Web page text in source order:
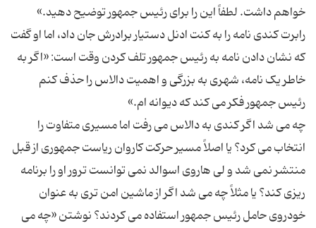
خواهم داشت. لطفاً این را برای رئیس جمهور توضیح دهید.»
رابرت کندی نامه را به کنت ادنل دستیار برادرش جان داد، اما او گفت
که نشان دادن نامه به رئیس جمهور تلف کردن وقت است: «اگر به
خاطر یک نامه، شهری به بزرگی و اهمیت دالاس را حذف کنم
چه می شد اگر کندی به دالاس می رفت اما مسیری متفاوت را
انتخاب می کرد؟ یا اصلاً مسیر حرکت کاروان ریاست جمهوری از قبل
منتشر نمی شد و لی هاروی اسوالد نمی توانست ترور او را برنامه
ریزی کند؟ یا مثلاً چه می شد اگر از ماشین امن تری به عنوان
خودروی حامل رئیس جمهور استفاده می کردند؟ نوشتن «چه می